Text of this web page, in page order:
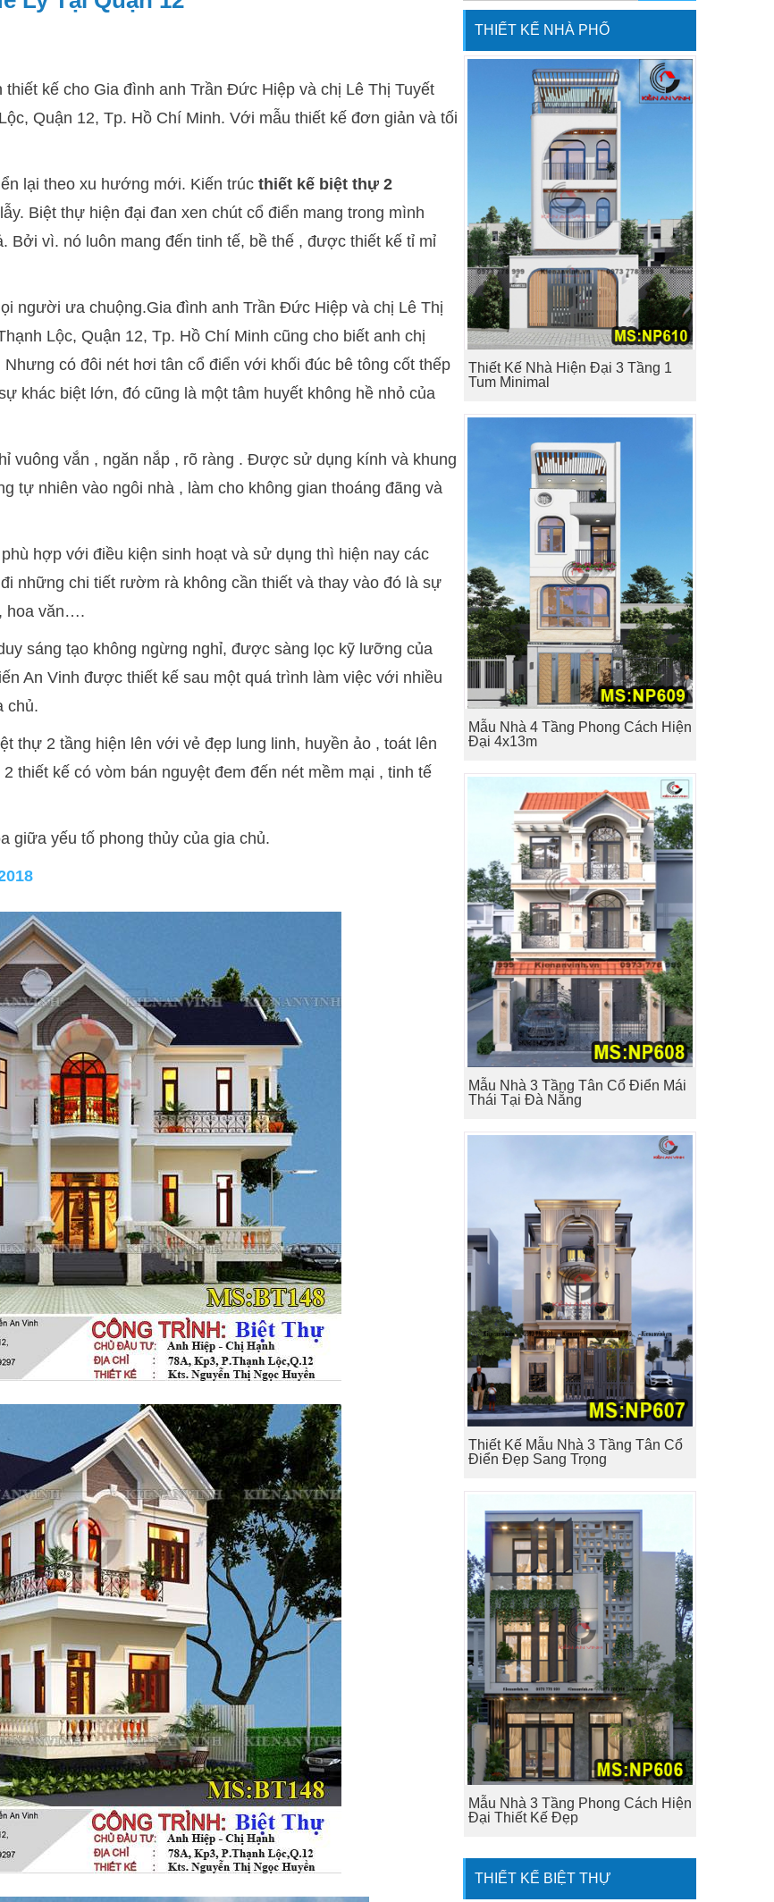
kế cho Gia đình anh Trần Đức Hiệp và chị Lê Thị Tuyết
Quận 12, Tp. Hồ Chí Minh. Với mẫu thiết kế đơn giản và tối
lại theo xu hướng mới. Kiến trúcthiết kế biệt thự 2
Biệt thự hiện đại đan xen chút cổ điển mang trong mình
vì. nó luôn mang đến tinh tế, bề thế , được thiết kế tỉ mỉ
người ưa chuộng.Gia đình anh Trần Đức Hiệp và chị Lê Thị
Lộc, Quận 12, Tp. Hồ Chí Minh cũng cho biết anh chị
có đôi nét hơi tân cổ điển với khối đúc bê tông cốt thếp
khác biệt lớn, đó cũng là một tâm huyết không hề nhỏ của
vuông vắn , ngăn nắp , rõ ràng . Được sử dụng kính và khung
tự nhiên vào ngôi nhà , làm cho không gian thoáng đãng và
hợp với điều kiện sinh hoạt và sử dụng thì hiện nay các
những chi tiết rườm rà không cần thiết và thay vào đó là sự
hoa văn….
sáng tạo không ngừng nghỉ, được sàng lọc kỹ lưỡng của
An Vinh được thiết kế sau một quá trình làm việc với nhiều
chủ.
thự 2 tầng hiện lên với vẻ đẹp lung linh, huyền ảo , toát lên
thiết kế có vòm bán nguyệt đem đến nét mềm mại , tinh tế
giữa yếu tố phong thủy của gia chủ.
THIẾT KẾ NHÀ PHỐ
Thiết Kế Nhà Hiện Đại 3 Tầng 1
Tum Minimal
Mẫu Nhà 4 Tầng Phong Cách Hiện
Đại 4x13m
Mẫu Nhà 3 Tầng Tân Cổ Điển Mái
Thái Tại Đà Nẵng
Thiết Kế Mẫu Nhà 3 Tầng Tân Cổ
Điển Đẹp Sang Trọng
Mẫu Nhà 3 Tầng Phong Cách Hiện
Đại Thiết Kế Đẹp
THIẾT KẾ BIỆT THỰ